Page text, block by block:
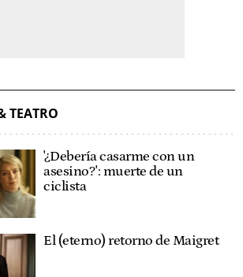
TEATRO
'¿Debería casarme con un
asesino?': muerte de un
ciclista
El (eterno) retorno de Maigret